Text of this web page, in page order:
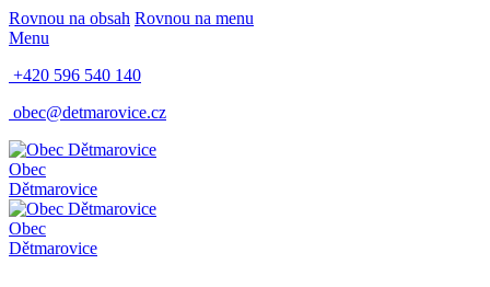
Rovnou na obsah Rovnou na menu
Menu
+420 596 540 140
obec@detmarovice.cz
Obec
Dětmarovice
Obec
Dětmarovice